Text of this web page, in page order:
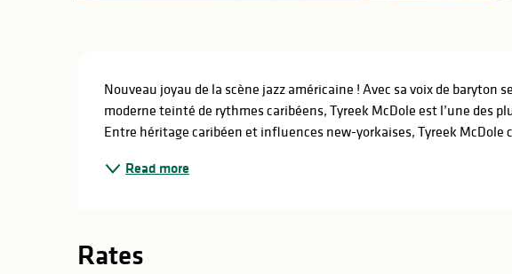
Description
Nouveau joyau de la scène jazz américaine ! Avec sa voix de
moderne teinté de rythmes caribéens, Tyreek McDole est l’une des
Entre héritage caribéen et influences new-yorkaises, Tyreek McDole
Read more
Rates